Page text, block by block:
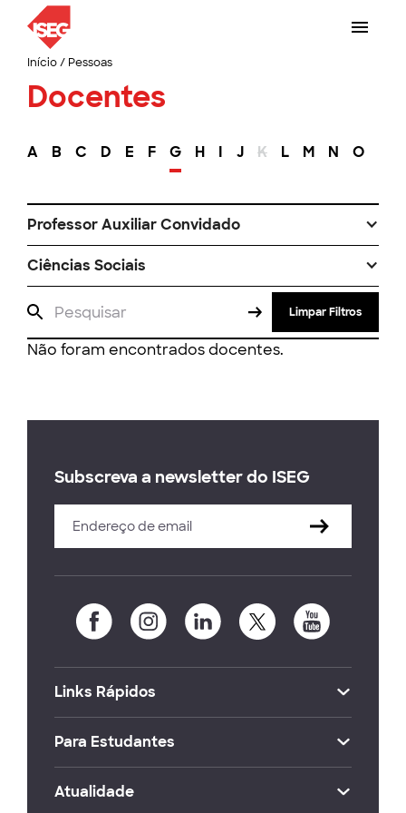
Início/ Pessoas
Docentes
A B C D E F G H I J K L M N O
Professor Auxiliar Convidado
Ciências Sociais
Limpar Filtros
Não foram encontrados docentes.
Subscreva a newsletter do ISEG
Links Rápidos
Para Estudantes
Atualidade